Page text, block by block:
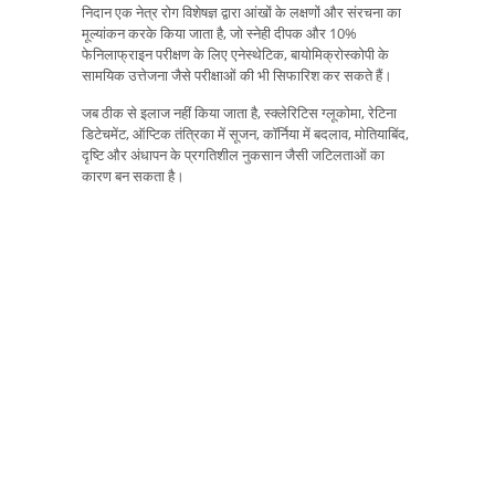
निदान एक नेत्र रोग विशेषज्ञ द्वारा आंखों के लक्षणों और संरचना का
मूल्यांकन करके किया जाता है, जो स्नेही दीपक और 10%
फेनिलाफ्राइन परीक्षण के लिए एनेस्थेटिक, बायोमिक्रोस्कोपी के
सामयिक उत्तेजना जैसे परीक्षाओं की भी सिफारिश कर सकते हैं।
जब ठीक से इलाज नहीं किया जाता है, स्क्लेरिटिस ग्लूकोमा, रेटिना
डिटेचमेंट, ऑप्टिक तंत्रिका में सूजन, कॉर्निया में बदलाव, मोतियाबिंद,
दृष्टि और अंधापन के प्रगतिशील नुकसान जैसी जटिलताओं का
कारण बन सकता है।